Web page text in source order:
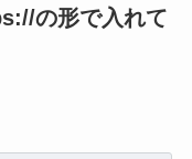
の形で入れて